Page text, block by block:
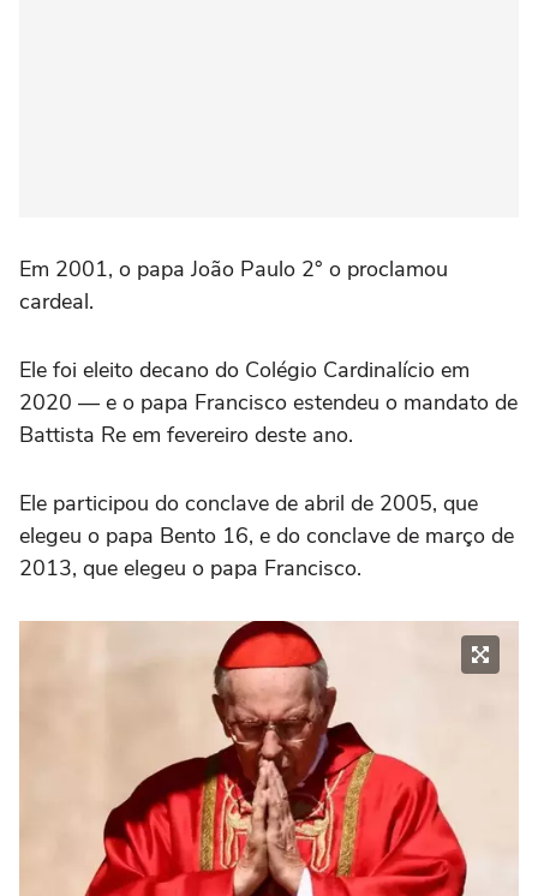
Em 2001, o papa João Paulo 2° o proclamou
cardeal.
Ele foi eleito decano do Colégio Cardinalício em
2020 — e o papa Francisco estendeu o mandato de
Battista Re em fevereiro deste ano.
Ele participou do conclave de abril de 2005, que
elegeu o papa Bento 16, e do conclave de março de
2013, que elegeu o papa Francisco.